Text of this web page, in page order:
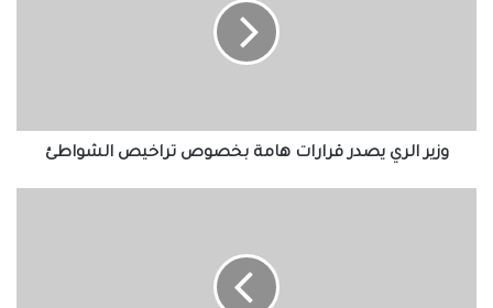
وزير الري يصدر قرارات هامة بخصوص تراخيص الشواطئ